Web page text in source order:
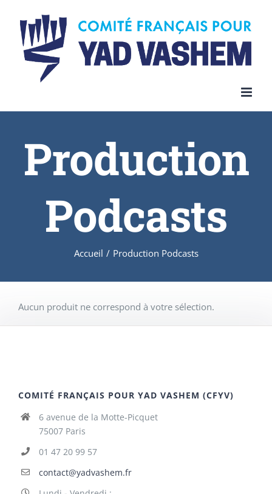
content
Production
Podcasts
Accueil / Production Podcasts
Aucun produit ne correspond à votre sélection.
COMITÉ FRANÇAIS POUR YAD VASHEM (CFYV)
6 avenue de la Motte-Picquet
75007 Paris
01 47 20 99 57
contact@yadvashem.fr